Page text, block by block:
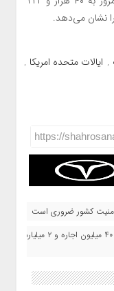
نشان می‌دهد.
, ایالات متحده امریکا ,
https://
کشور ضروری است
بسته‌ های حمایتی برای جنگ‌ زدگان تهرانی؛ ماهی ۴۰ میلیون اجاره و ۲ میلیارد